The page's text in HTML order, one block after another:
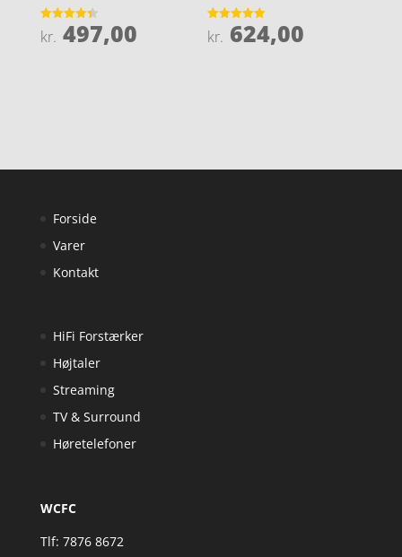
Vurderet
4.4
kr. 497,00
Vurderet
5
kr. 624,00
Forside
Varer
Kontakt
HiFi Forstærker
Højtaler
Streaming
TV & Surround
Høretelefoner
WCFC
Tlf: 7876 8672